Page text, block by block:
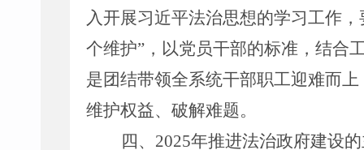
入开展习近平法治思想的学习工作，
个维护” ，以党员干部的标准，结合
是团结带领全系统干部职工迎难而
维护权益、破解难题。
四、 2025年推进法治政府建设